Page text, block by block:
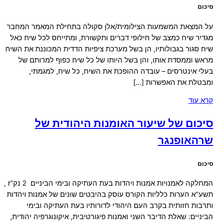
סיכום
על המצאת המשמעות הצילומית/אלן סקולה בתחילת המאמר המחבר
מגדיר שיח כמצב של חילופי דברים ותקשורת, ומתייחס לכל שיח כאל
שיח סגור בגבולותיו, הן בשל מערכת ציפיות הדדית המכוננת את השיח
מראש וממסדת אותו, והן בשל היותו של כל שיח כפוף למרותם של
בעלי אינטרסים – עובדה ההופכת את השיח, כל שיח, למגמתי,
ומבטלת את האפשרות […]
קרא עוד
סיכום של שיעור האומנות היהודית של
שרהאופנגר
סיכום
המחלקה לאמנויות אמנות ויהדות בעת העתיקה ובימי הביניים 2 נק"ז ,
תשע"א הערות כלליות הקורס עוסק בהיבטים שונים של אמנות ויהדות
ותרבות חזותית בקרב העם היהודי לדורותיו בעת העתיקה ובימי
הביניים: שאלת הדיבר השני ואמנות פיגורטיבית, איקונוגרפיה יהודית,